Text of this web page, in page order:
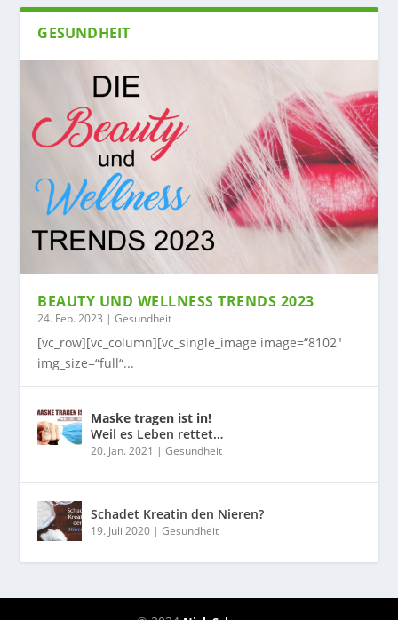
GESUNDHEIT
BEAUTY UND WELLNESS TRENDS 2023
24. Feb. 2023 |Gesundheit
[vc_row][vc_column][vc_single_image image=“8102″
img_size=“full“...
Maske tragen ist in!
Weil es Leben rettet…
20. Jan. 2021 |Gesundheit
Schadet Kreatin den Nieren?
19. Juli 2020 |Gesundheit